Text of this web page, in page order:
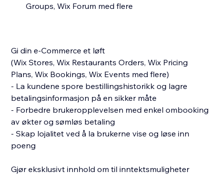
Groups, Wix Forum med flere
Gi din e-Commerce et løft
(Wix Stores, Wix Restaurants Orders, Wix Pricing
Plans, Wix Bookings, Wix Events med flere)
- La kundene spore bestillingshistorikk og lagre
betalingsinformasjon på en sikker måte
- Forbedre brukeropplevelsen med enkel ombooking
av økter og sømløs betaling
- Skap lojalitet ved å la brukerne vise og løse inn
poeng
Gjør eksklusivt innhold om til inntektsmuligheter